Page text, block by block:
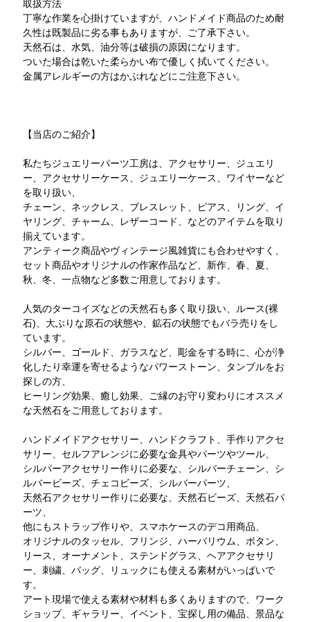
取扱方法
丁寧な作業を心掛けていますが、ハンドメイド商品のため耐
久性は既製品に劣る事もありますが、ご了承下さい。
天然石は、水気、油分等は破損の原因になります。
ついた場合は乾いた柔らかい布で優しく拭いてください。
金属アレルギーの方はかぶれなどにご注意下さい。
【当店のご紹介】
私たちジュエリーパーツ工房は、アクセサリー、ジュエリ
ー、アクセサリーケース、ジュエリーケース、ワイヤーなど
を取り扱い、
チェーン、ネックレス、ブレスレット、ピアス、リング、イ
ヤリング、チャーム、レザーコード、などのアイテムを取り
揃えています。
アンティーク商品やヴィンテージ風雑貨にも合わせやすく、
セット商品やオリジナルの作家作品など、新作、春、夏、
秋、冬、一点物など多数ご用意しております。
人気のターコイズなどの天然石も多く取り扱い、ルース(裸
石)、大ぶりな原石の状態や、鉱石の状態でもバラ売りをし
ています。
シルバー、ゴールド、ガラスなど、彫金をする時に、心が浄
化したり幸運を寄せるようなパワーストーン、タンブルをお
探しの方、
ヒーリング効果、癒し効果、ご縁のお守り変わりにオススメ
な天然石をご用意しております。
ハンドメイドアクセサリー、ハンドクラフト、手作りアクセ
サリー、セルフアレンジに必要な金具やパーツやツール、
シルバーアクセサリー作りに必要な、シルバーチェーン、シ
ルバービーズ、チェコビーズ、シルバーパーツ、
天然石アクセサリー作りに必要な、天然石ビーズ、天然石パ
ーツ、
他にもストラップ作りや、スマホケースのデコ用商品、
オリジナルのタッセル、フリンジ、ハーバリウム、ボタン、
リース、オーナメント、ステンドグラス、ヘアアクセサリ
ー、刺繍、バッグ、リュックにも使える素材がいっぱいで
す。
アート現場で使える素材や材料も多くありますので、ワーク
ショップ、ギャラリー、イベント、宝探し用の備品、景品な